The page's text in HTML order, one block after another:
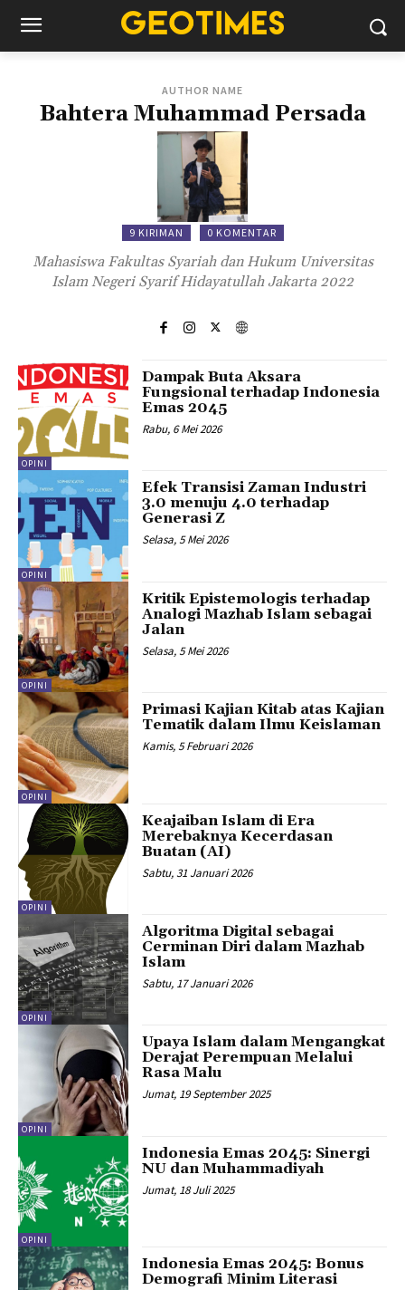
AUTHOR NAME
Bahtera Muhammad Persada
9 KIRIMAN 0 KOMENTAR
Mahasiswa Fakultas Syariah dan Hukum Universitas
Islam Negeri Syarif Hidayatullah Jakarta 2022
OPINI
Dampak Buta Aksara
Fungsional terhadap Indonesia
Emas 2045
Rabu, 6 Mei 2026
OPINI
Efek Transisi Zaman Industri
3.0 menuju 4.0 terhadap
Generasi Z
Selasa, 5 Mei 2026
OPINI
Kritik Epistemologis terhadap
Analogi Mazhab Islam sebagai
Jalan
Selasa, 5 Mei 2026
OPINI
Primasi Kajian Kitab atas Kajian
Tematik dalam Ilmu Keislaman
Kamis, 5 Februari 2026
OPINI
Keajaiban Islam di Era
Merebaknya Kecerdasan
Buatan (AI)
Sabtu, 31 Januari 2026
OPINI
Algoritma Digital sebagai
Cerminan Diri dalam Mazhab
Islam
Sabtu, 17 Januari 2026
OPINI
Upaya Islam dalam Mengangkat
Derajat Perempuan Melalui
Rasa Malu
Jumat, 19 September 2025
OPINI
Indonesia Emas 2045: Sinergi
NU dan Muhammadiyah
Jumat, 18 Juli 2025
Indonesia Emas 2045: Bonus
Demografi Minim Literasi